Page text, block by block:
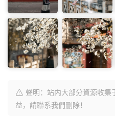
聲明：站内大部分資源收集
益，請聯系我們删除！